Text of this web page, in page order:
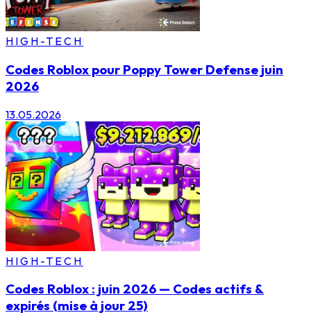
HIGH-TECH
Codes Roblox pour Poppy Tower Defense juin
2026
13.05.2026
HIGH-TECH
Codes Roblox : juin 2026 — Codes actifs &
expirés (mise à jour 25)